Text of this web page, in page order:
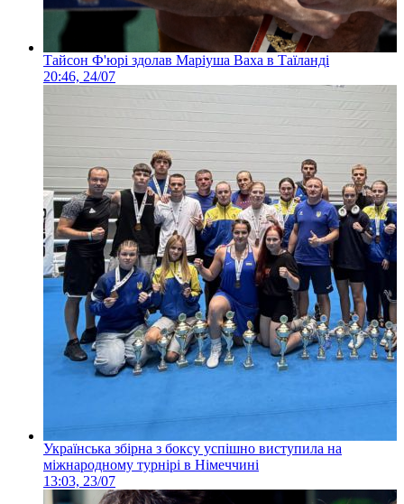
Тайсон Ф'юрі здолав Маріуша Ваха в Таїланді
20:46, 24/07
Українська збірна з боксу успішно виступила на
міжнародному турнірі в Німеччині
13:03, 23/07